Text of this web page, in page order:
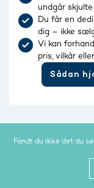
undgår
Du får en
dig – ikke
Vi kan
pris, vilkår
Sådan
Fandt du ikke det du